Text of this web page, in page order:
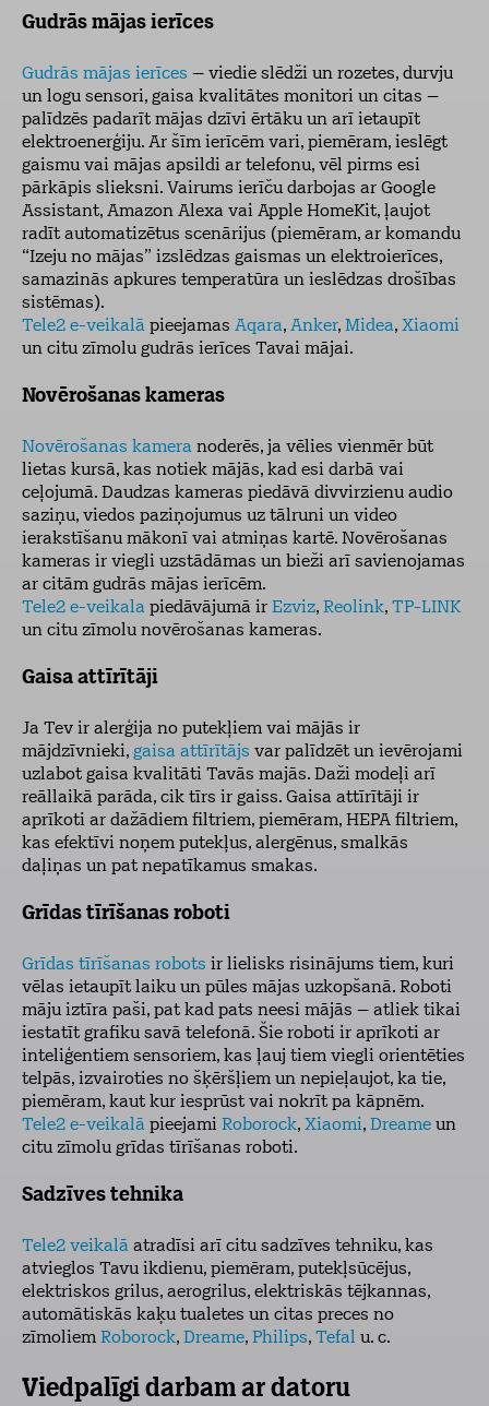
Gudrās mājas ierīces
Gudrās mājas ierīces – viedie slēdži un rozetes, durvju
un logu sensori, gaisa kvalitātes monitori un citas –
palīdzēs padarīt mājas dzīvi ērtāku un arī ietaupīt
elektroenerģiju. Ar šīm ierīcēm vari, piemēram, ieslēgt
gaismu vai mājas apsildi ar telefonu, vēl pirms esi
pārkāpis slieksni. Vairums ierīču darbojas ar Google
Assistant, Amazon Alexa vai Apple HomeKit, ļaujot
radīt automatizētus scenārijus (piemēram, ar komandu
“Izeju no mājas” izslēdzas gaismas un elektroierīces,
samazinās apkures temperatūra un ieslēdzas drošības
sistēmas).
Tele2 e-veikalā pieejamas Aqara, Anker, Midea, Xiaomi
un citu zīmolu gudrās ierīces Tavai mājai.
Novērošanas kameras
Novērošanas kamera noderēs, ja vēlies vienmēr būt
lietas kursā, kas notiek mājās, kad esi darbā vai
ceļojumā. Daudzas kameras piedāvā divvirzienu audio
saziņu, viedos paziņojumus uz tālruni un video
ierakstīšanu mākonī vai atmiņas kartē. Novērošanas
kameras ir viegli uzstādāmas un bieži arī savienojamas
ar citām gudrās mājas ierīcēm.
Tele2 e-veikala piedāvājumā ir Ezviz, Reolink, TP-LINK
un citu zīmolu novērošanas kameras.
Gaisa attīrītāji
Ja Tev ir alerģija no putekļiem vai mājās ir
mājdzīvnieki, gaisa attīrītājs var palīdzēt un ievērojami
uzlabot gaisa kvalitāti Tavās majās. Daži modeļi arī
reāllaikā parāda, cik tīrs ir gaiss. Gaisa attīrītāji ir
aprīkoti ar dažādiem filtriem, piemēram, HEPA filtriem,
kas efektīvi noņem putekļus, alergēnus, smalkās
daļiņas un pat nepatīkamus smakas.
Grīdas tīrīšanas roboti
Grīdas tīrīšanas robots ir lielisks risinājums tiem, kuri
vēlas ietaupīt laiku un pūles mājas uzkopšanā. Roboti
māju iztīra paši, pat kad pats neesi mājās – atliek tikai
iestatīt grafiku savā telefonā. Šie roboti ir aprīkoti ar
inteliģentiem sensoriem, kas ļauj tiem viegli orientēties
telpās, izvairoties no šķēršļiem un nepieļaujot, ka tie,
piemēram, kaut kur iesprūst vai nokrīt pa kāpnēm.
Tele2 e-veikalā pieejami Roborock, Xiaomi, Dreame un
citu zīmolu grīdas tīrīšanas roboti.
Sadzīves tehnika
Tele2 veikalā atradīsi arī citu sadzīves tehniku, kas
atvieglos Tavu ikdienu, piemēram, putekļsūcējus,
elektriskos grilus, aerogrilus, elektriskās tējkannas,
automātiskās kaķu tualetes un citas preces no
zīmoliem Roborock, Dreame, Philips, Tefal u. c.
Viedpalīgi darbam ar datoru